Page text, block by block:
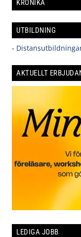
KRÖNIKA
UTBILDNING
-
AKTUELLT
LEDIGA JOBB